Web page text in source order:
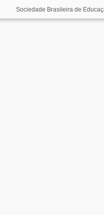
Sociedade Brasileira de